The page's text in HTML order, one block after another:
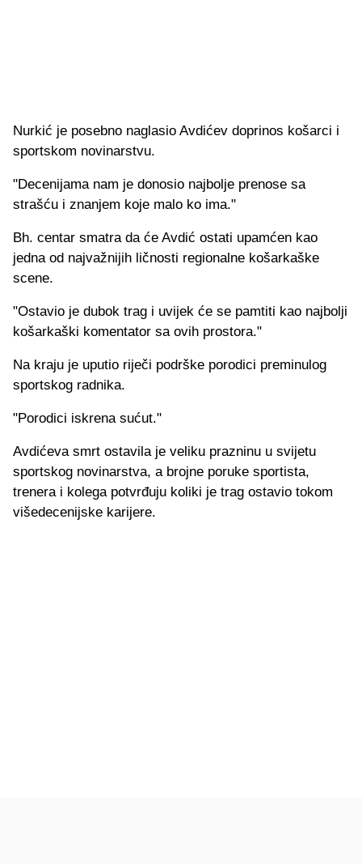
Nurkić je posebno naglasio Avdićev doprinos košarci i
sportskom novinarstvu.
"Decenijama nam je donosio najbolje prenose sa
strašću i znanjem koje malo ko ima."
Bh. centar smatra da će Avdić ostati upamćen kao
jedna od najvažnijih ličnosti regionalne košarkaške
scene.
"Ostavio je dubok trag i uvijek će se pamtiti kao najbolji
košarkaški komentator sa ovih prostora."
Na kraju je uputio riječi podrške porodici preminulog
sportskog radnika.
"Porodici iskrena sućut."
Avdićeva smrt ostavila je veliku prazninu u svijetu
sportskog novinarstva, a brojne poruke sportista,
trenera i kolega potvrđuju koliki je trag ostavio tokom
višedecenijske karijere.